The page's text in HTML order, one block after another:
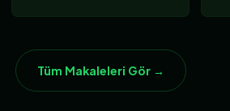
Tüm Makaleleri Gör →